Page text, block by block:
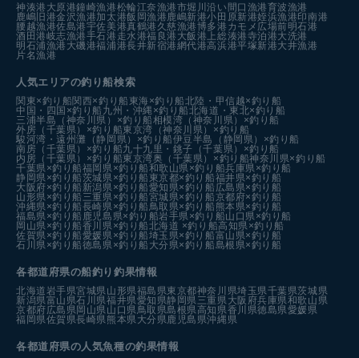
神湊港 大原港鐘崎漁港松輪江奈漁港市堀川沿い 間口漁港育波漁港
鹿嶋旧港金沢漁港加太港飯岡漁港鹿嶋新港小田原新港姪浜漁港印南港
腰越漁港佐島港宇佐美港真鶴港 久慈漁港博多港カモメ広場前明石港
酒田港岐志漁港手石港 走水港福良港 大飯港 上総湊港寺泊港大洗港
明石浦漁港 大磯港福浦港長井新宿港網代港高浜港平塚新港大井漁港
片名漁港
人気エリアの釣り船検索
関東×釣り船関西×釣り船 東海×釣り船北陸・甲信越×釣り船
中国・四国×釣り船 九州・沖縄×釣り船北海道・東北×釣り船
三浦半島（神奈川県）×釣り船相模湾（神奈川県）×釣り船
外房（千葉県）×釣り船東京湾（神奈川県）×釣り船
駿河湾・遠州灘（静岡県）×釣り船伊豆半島（静岡県）×釣り船
南房（千葉県）×釣り船九十九里・銚子（千葉県）×釣り船
内房（千葉県）×釣り船東京湾奥（千葉県）×釣り船神奈川県×釣り船
千葉県×釣り船福岡県×釣り船和歌山県×釣り船兵庫県×釣り船
静岡県×釣り船茨城県×釣り船 東京都×釣り船福井県×釣り船
大阪府×釣り船 新潟県×釣り船愛知県×釣り船 広島県×釣り船
山形県×釣り船 三重県×釣り船宮城県×釣り船京都府×釣り船
沖縄県×釣り船長崎県×釣り船鳥取県×釣り船 熊本県×釣り船
福島県×釣り船 鹿児島県×釣り船岩手県×釣り船山口県×釣り船
岡山県×釣り船香川県×釣り船北海道 ×釣り船高知県×釣り船
佐賀県×釣り船愛媛県×釣り船埼玉県×釣り船富山県×釣り船
石川県×釣り船徳島県×釣り船 大分県×釣り船島根県×釣り船
各都道府県の船釣り釣果情報
北海道岩手県宮城県山形県福島県東京都神奈川県埼玉県千葉県茨城県
新潟県富山県石川県福井県愛知県静岡県三重県大阪府兵庫県和歌山県
京都府広島県岡山県山口県鳥取県島根県高知県香川県徳島県愛媛県
福岡県佐賀県長崎県熊本県大分県鹿児島県沖縄県
各都道府県の人気魚種の釣果情報